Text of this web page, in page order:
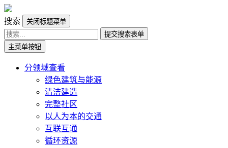
搜索
关闭标题菜单
提交搜索表单
主菜单按钮
分领域查看
绿色建筑与能源
清洁建造
完整社区
以人为本的交通
互联互通
循环资源